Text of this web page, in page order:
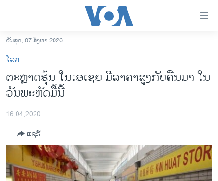
ເຂົ້າ
ຫາ
ຂ້າມ
ຂ້າມ
ຫາ
ອາເມຣິກາ
ຂ່າວ​ຈີນ
ໂລກ
ເອເຊຍ
ອິດສະຫຼະພາບດ້ານການຂ່າວ
ວັນສຸກ, 07 ສິງຫາ 2026
ໂລກ
ຕະຫຼາດຮຸ້ນ ໃນເອເຊຍ ມີລາຄາສູງກັບຄືນມາ ໃນ
ວັນພະຫັດມື້ນີ້
16,04,2020
ແຊຣ໌